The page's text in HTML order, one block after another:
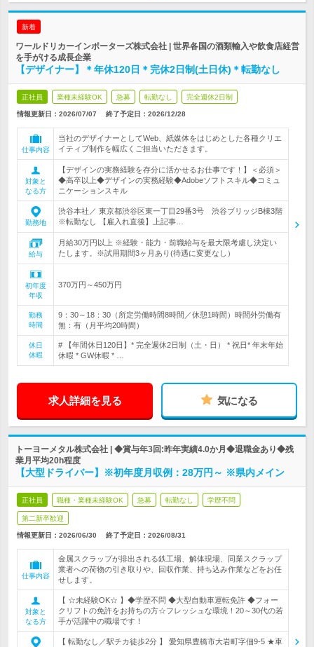
新着
ワールドリカーインポーターズ株式会社 | 世界各国の酒類輸入や飲食店経営
を手がける成長企業
【デザイナー】＊年休120日＊完休2日制(土日休)＊転勤なし
正社員 業種未経験OK 急募 転勤なし 完全週休2日制
情報更新日：2026/07/07 終了予定日： 2026/12/28
仕事内容
当社のデザイナーとしてWeb、紙媒体をはじめとした各種クリエ
イティブ制作を幅広くご担当いただきます。
対象と
なる方
【デザインの実務経験を存分に活かせるお仕事です！】＜必須＞
◆高卒以上◆デザインの実務経験◆Adobeソフトスキル◆コミュ
ニケーションスキル
勤務地
渋谷本社／ 東京都渋谷区東一丁目29番3号 渋谷ブリッジB棟3階
※転勤なし 【雇入れ直後】上記事…
給与
月給30万円以上 ※経験・能力・前職給与を最大限考慮し決定い
たします。※試用期間3ヶ月あり(待遇に変更なし）
初年度
年収
370万円～450万円
勤務
時間
9：30～18：30（所定労働時間8時間／休憩1時間）時間外労働有
無：有（月平均20時間）
休日
休暇
# 【年間休日120日】* 完全週休2日制（土・日） * 祝日* 年末年始
休暇 * GW休暇 * …
求人詳細を見る 気になる
トーヨーメタル株式会社 | ◆賞与年3回:昨年実績4.0か月◆退職金あり◆残
業月平均20h程度
【大型ドライバー】※初年度月収例：28万円～ ※県内メイン
正社員 職種・業種未経験OK 急募 転勤なし 学歴不問
第二新卒歓迎
情報更新日：2026/06/30 終了予定日： 2026/08/31
仕事内容
金属スクラップが排出される鉄工場、解体現場、同業スクラップ
業者への荷物の引き取りや、回収作業、持ち込み作業などをお任
せします。
対象と
なる方
【 ☆未経験OK☆ 】◆学歴不問 ◆大型自動車運転免許 ◆フォー
クリフトの免許をお持ちの方☆フレッシュな環境！20～30代の若
手が活躍中の職場です！
【 転勤なし／駅チカ徒歩2分 】 愛知県豊橋市大岩町字佃9-5 ★車